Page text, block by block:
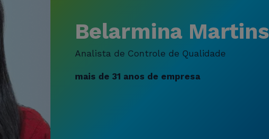
Belarmina Martins
Analista de Controle de Qualidade
mais de 31 anos de empresa